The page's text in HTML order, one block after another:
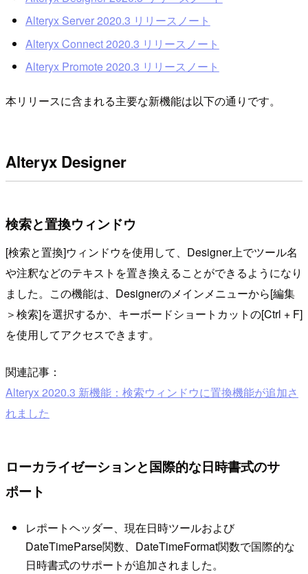
Alteryx Server 2020.3 リリースノート
Alteryx Connect 2020.3 リリースノート
Alteryx Promote 2020.3 リリースノート
本リリースに含まれる主要な新機能は以下の通りです。
Alteryx Designer
検索と置換ウィンドウ
[検索と置換]ウィンドウを使用して、Designer上でツール名
や注釈などのテキストを置き換えることができるようになり
ました。この機能は、Designerのメインメニューから[編集
＞検索]を選択するか、キーボードショートカットの[Ctrl + F]
を使用してアクセスできます。
関連記事：
Alteryx 2020.3 新機能：検索ウィンドウに置換機能が追加さ
れました
ローカライゼーションと国際的な日時書式のサ
ポート
レポートヘッダー、現在日時ツールおよび
DateTimeParse関数、DateTimeFormat関数で国際的な
日時書式のサポートが追加されました。